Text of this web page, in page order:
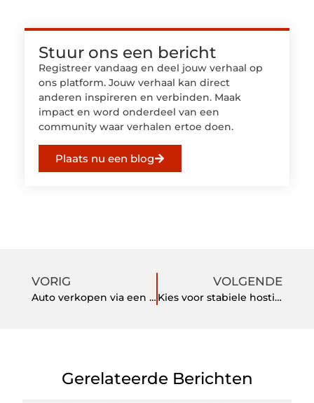
Stuur ons een bericht
Registreer vandaag en deel jouw verhaal op
ons platform. Jouw verhaal kan direct
anderen inspireren en verbinden. Maak
impact en word onderdeel van een
community waar verhalen ertoe doen.
Plaats nu een blog
VORIG
Auto verkopen via een autoveiling
VOLGENDE
Kies voor stabiele hosting van je website via Magento Hosty
Gerelateerde Berichten